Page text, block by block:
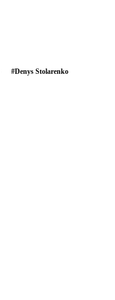
#Denys Stolarenko